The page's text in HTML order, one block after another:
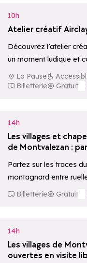
10h
Atelier créatif
Découvrez l’atelier
un moment ludique et
famille.
La Pause
Billetterie
Gratuit
14h
Les villages et
de Montvalezan :
Partez sur les traces
montagnard entre
et traditions locales. Le
Billetterie Gratuit
14h
Les villages de
ouvertes en visite